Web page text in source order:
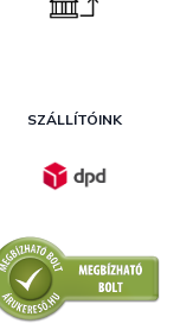
SZÁLLÍTÓINK